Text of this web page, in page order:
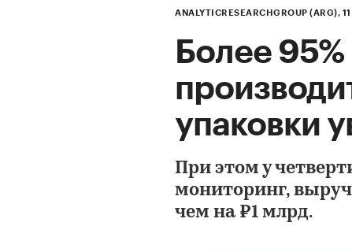
ANALYTICRESEARCHGROUP (ARG),
Более
упаковки
При этом у
мониторинг,
чем на ₽1 млрд.